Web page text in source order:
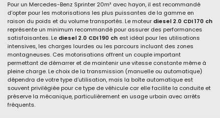
Pour un Mercedes-Benz Sprinter 20m³ avec hayon, il est recommandé
d’opter pour les motorisations les plus puissantes de la gamme en
raison du poids et du volume transportés. Le moteur diesel 2.0 CDI 170 ch
représente un minimum recommandé pour assurer des performances
satisfaisantes. Le diesel 2.0 CDI 190 ch est idéal pour les utilisations
intensives, les charges lourdes ou les parcours incluant des zones
montagneuses. Ces motorisations offrent un couple important
permettant de démarrer et de maintenir une vitesse constante même à
pleine charge. Le choix de la transmission (manuelle ou automatique)
dépendra de votre type d’utilisation, mais la boîte automatique est
souvent privilégiée pour ce type de véhicule car elle facilite la conduite et
préserve la mécanique, particulièrement en usage urbain avec arrêts
fréquents.